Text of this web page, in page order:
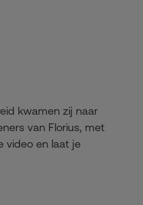
kwamen zij naar
van Florius, met
video en laat je